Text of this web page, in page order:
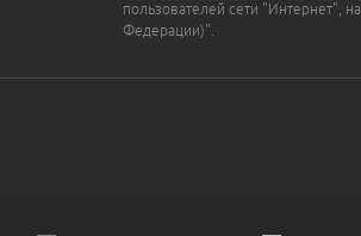
пользователей сети "Интернет",
Федерации)".